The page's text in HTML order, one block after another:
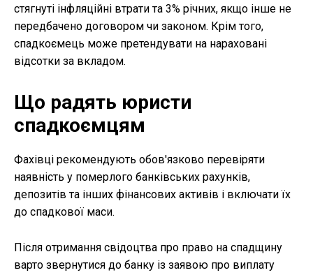
стягнуті інфляційні втрати та 3% річних, якщо інше не
передбачено договором чи законом. Крім того,
спадкоємець може претендувати на нараховані
відсотки за вкладом.
Що радять юристи
спадкоємцям
Фахівці рекомендують обов'язково перевіряти
наявність у померлого банківських рахунків,
депозитів та інших фінансових активів і включати їх
до спадкової маси.
Після отримання свідоцтва про право на спадщину
варто звернутися до банку із заявою про виплату